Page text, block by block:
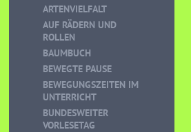
ARTENVIELFALT
AUF RÄDERN UND
ROLLEN
BAUMBUCH
BEWEGTE PAUSE
BEWEGUNGSZEITEN IM
UNTERRICHT
BUNDESWEITER
VORLESETAG